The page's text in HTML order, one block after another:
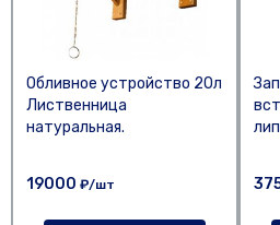
Обливное устройство 20л
Лиственница
натуральная.
19000 ₽/шт